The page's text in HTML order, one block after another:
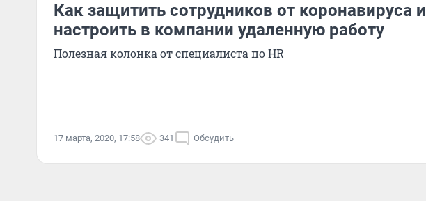
Как защитить сотрудников от коронавируса и
настроить в компании удаленную работу
Полезная колонка от специалиста по HR
17 марта, 2020, 17:58 341 Обсудить